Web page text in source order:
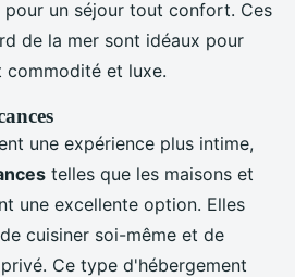
pour un séjour tout confort. Ces
de la mer sont idéaux pour
commodité et luxe.
une expérience plus intime,
telles que les maisons et
une excellente option. Elles
cuisiner soi-même et de
Ce type d'hébergement